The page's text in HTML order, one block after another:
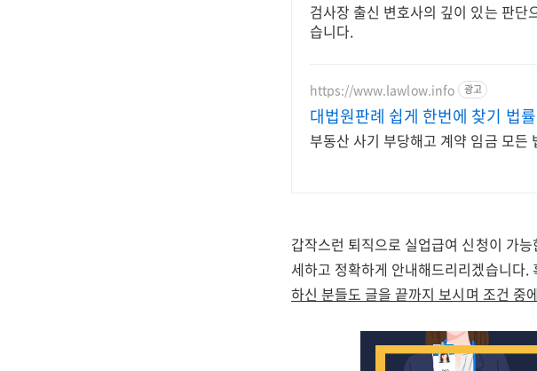
검사장 출신 변호사의 깊이 있는 판단
습니다.
https://www.lawlow.info 광고
대법원판례 쉽게 한번에 찾기 법
부동산 사기 부당해고 계약 임금 모든
갑작스런 퇴직으로 실업급여 신청이 가
세하고 정확하게 안내해드리리겠습니다.
하신 분들도 글을 끝까지 보시며 조건 중